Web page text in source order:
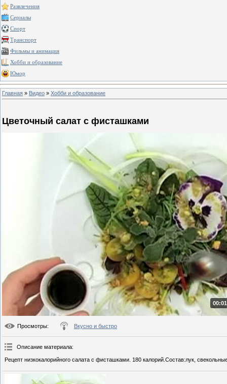
Развлечения
Сериалы
Спорт
Транспорт
Фильмы и анимация
Хобби и образование
Юмор
Главная » Видео » Хобби и образование
Цветочный салат с фисташками
Просмотры: Вкусно и быстро
Описание материала:
Рецепт низкокалорийного салата с фисташками. 180 калорий.Состав:лук,